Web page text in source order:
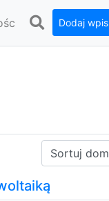
Dodaj wpis
Sortuj: